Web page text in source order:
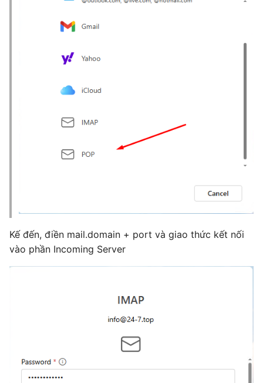
Kế đến, điền mail.domain + port và giao thức kết nối
vào phần Incoming Server